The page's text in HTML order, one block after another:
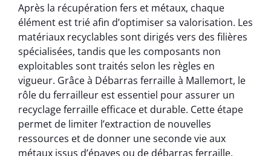
Après la récupération fers et métaux, chaque
élément est trié afin d’optimiser sa valorisation. Les
matériaux recyclables sont dirigés vers des filières
spécialisées, tandis que les composants non
exploitables sont traités selon les règles en
vigueur. Grâce à Débarras ferraille à Mallemort, le
rôle du ferrailleur est essentiel pour assurer un
recyclage ferraille efficace et durable. Cette étape
permet de limiter l’extraction de nouvelles
ressources et de donner une seconde vie aux
métaux issus d’épaves ou de débarras ferraille.